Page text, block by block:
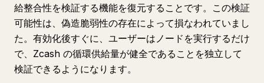
給整合性を検証する機能を復元することです。この検証
可能性は、偽造脆弱性の存在によって損なわれていまし
た。有効化後すぐに、ユーザーはノードを実行するだけ
で、Zcash の循環供給量が健全であることを独立して
検証できるようになります。